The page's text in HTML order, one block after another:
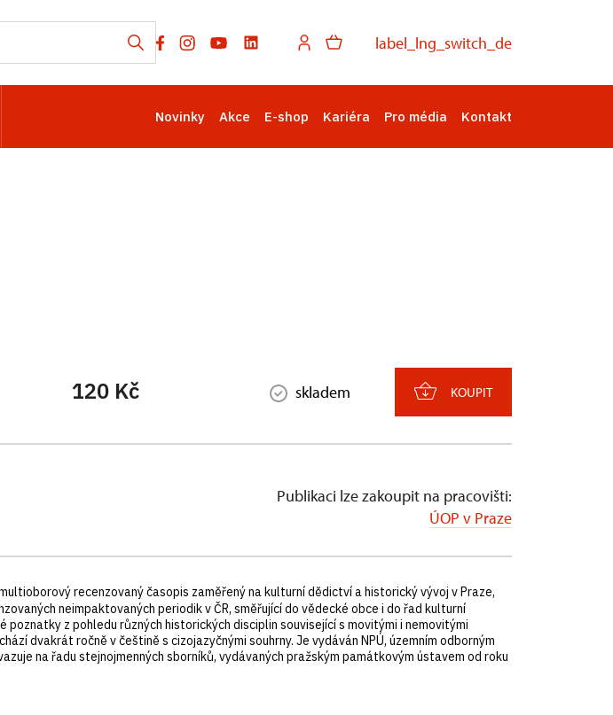
label_lng_switch_de
Novinky Akce E-shop Kariéra Pro média Kontakt
120 Kč skladem KOUPIT
Publikaci lze zakoupit na pracovišti:
ÚOP v Praze
recenzovaný časopis zaměřený na kulturní dědictví a historický vývoj v Praze,
neimpaktovaných periodik v ČR, směřující do vědecké obce i do řad kulturní
poznatky z pohledu různých historických disciplin související s movitými i nemovitými
dvakrát ročně v češtině s cizojazyčnými souhrny. Je vydáván NPÚ, územním odborným
na řadu stejnojmenných sborníků, vydávaných pražským památkovým ústavem od roku